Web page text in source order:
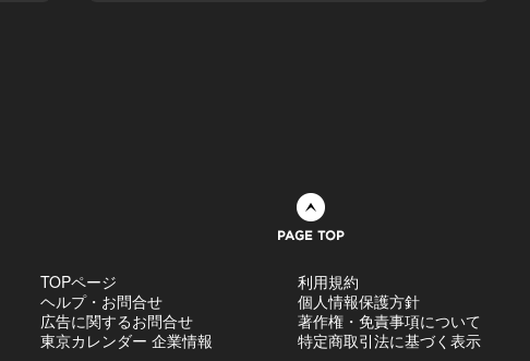
TOPページ
ヘルプ・お問合せ
広告に関するお問合せ
東京カレンダー 企業情報
利用規約
個人情報保護方針
著作権・免責事項について
特定商取引法に基づく表示